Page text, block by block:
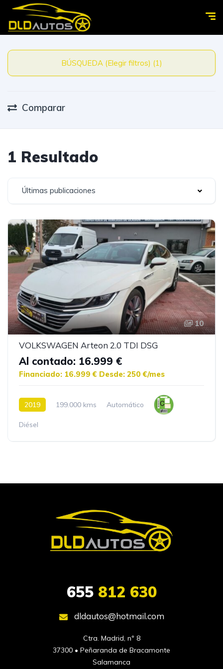
BÚSQUEDA (Elegir filtros) (1)
Comparar
1 Resultado
Últimas publicaciones
10
VOLKSWAGEN Arteon 2.0 TDI DSG
Al contado: 16.999 €
Financiado: 16.999 € Desde: 250 €/mes
2019 199.000 kms Automático
Diésel
655812 630
dldautos@hotmail.com
Ctra. Madrid, nº 8
37300 • Peñaranda de Bracamonte
Salamanca